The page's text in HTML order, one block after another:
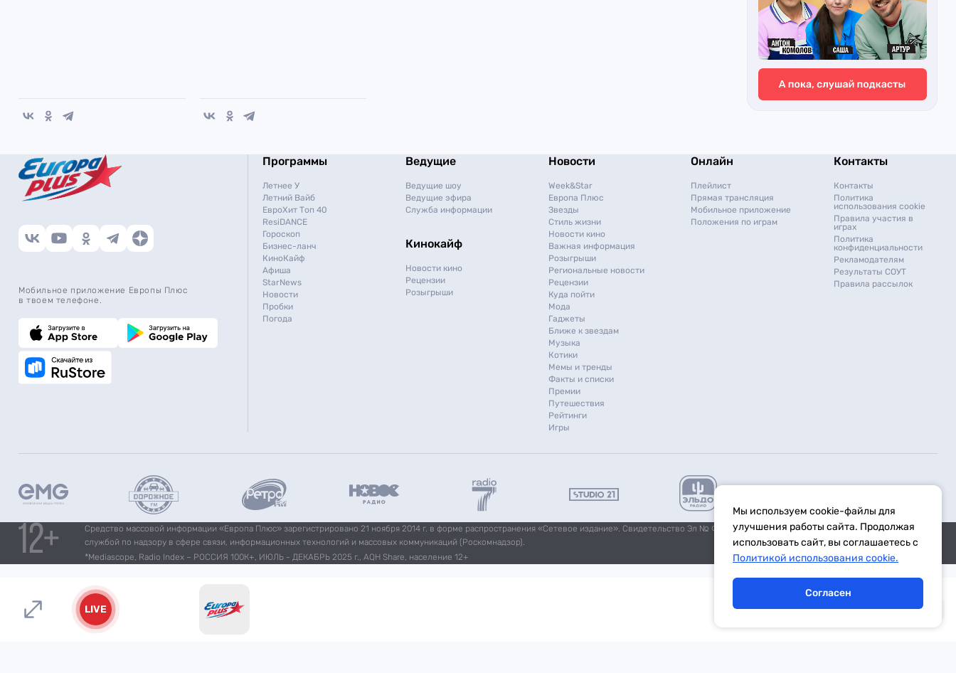
Мобильное приложение Европы Плюс
в твоем телефоне.
Программы
Летнее У
Летний Вайб
ЕвроХит Топ 40
ResiDANCE
Гороскоп
Бизнес-ланч
КиноКайф
Афиша
StarNews
Новости
Пробки
Погода
Ведущие
Ведущие шоу
Ведущие эфира
Служба информации
Кинокайф
Новости кино
Рецензии
Розыгрыши
Новости
Week&Star
Европа Плюс
Звезды
Стиль жизни
Новости кино
Важная информация
Розыгрыши
Региональные новости
Рецензии
Куда пойти
Мода
Гаджеты
Ближе к звездам
Музыка
Котики
Мемы и тренды
Факты и списки
Премии
Путешествия
Рейтинги
Игры
Онлайн
Плейлист
Прямая трансляция
Мобильное приложение
Положения по играм
Контакты
Контакты
Политика
использования cookie
Правила участия в
играх
Политика
конфиденциальности
Рекламодателям
Результаты СОУТ
Правила рассылок
Средство массовой информации «Европа Плюс» зарегистрировано 21 ноября 2014 г. в форме распространения «Сетевое издание». Свидетельство Эл № ФС77-59972 от 21.11.2014 выдано Федеральной
службой по надзору в сфере связи, информационных технологий и массовых коммуникаций (Роскомнадзор).
*Mediascope, Radio Index – РОССИЯ 100К+, ИЮЛЬ - ДЕКАБРЬ 2025 г., AQH Share, население 12+
LIVE
Мы используем cookie-файлы для
улучшения работы сайта. Продолжая
использовать сайт, вы соглашаетесь с
Политикой использования cookie.
Согласен